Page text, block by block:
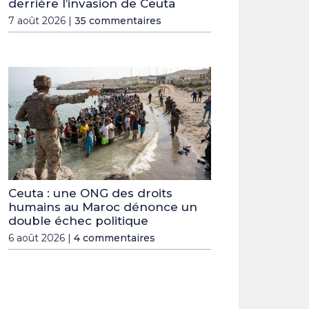
derrière l’invasion de Ceuta
7 août 2026 | 35 commentaires
Ceuta : une ONG des droits
humains au Maroc dénonce un
double échec politique
6 août 2026 | 4 commentaires